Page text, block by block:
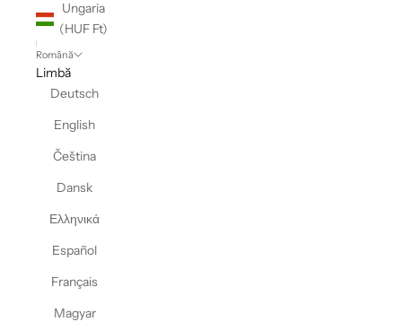
Ungaria
(HUF Ft)
Română
Limbă
Deutsch
English
Čeština
Dansk
Ελληνικά
Español
Français
Magyar